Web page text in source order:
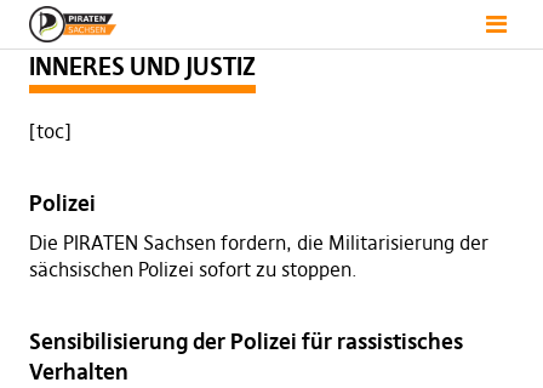
INNERES UND JUSTIZ
[toc]
Polizei
Die PIRATEN Sachsen fordern, die Militarisierung der
sächsischen Polizei sofort zu stoppen.
Sensibilisierung der Polizei für rassistisches
Verhalten